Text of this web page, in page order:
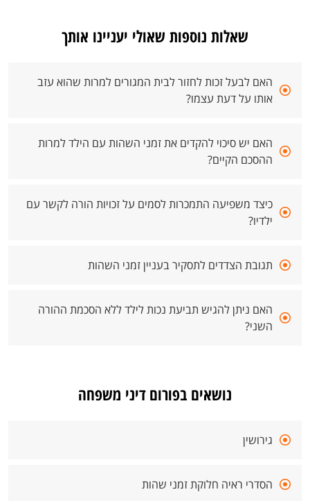
שאלות נוספות שאולי יעניינו אותך
האם לבעל זכות לחזור לבית המגורים למרות שהוא עזב
אותו על דעת עצמו?
האם יש סיכוי להקדים את זמני השהות עם הילד למרות
ההסכם הקיים?
כיצד משפיעה התמכרות לסמים על זכויות הורה לקשר עם
ילדיו?
תגובת הצדדים לתסקיר בעניין זמני השהות
האם ניתן להגיש תביעת נכות לילד ללא הסכמת ההורה
השני?
נושאים בפורום דיני משפחה
גירושין
הסדרי ראיה חלוקת זמני שהות